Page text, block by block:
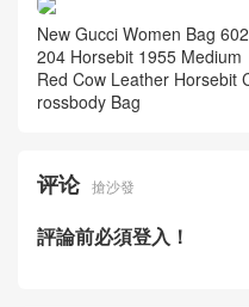
aguette Shoulder Bag Seattl
e USA
gram Crossbody Bag
New Gucci Women Bag 602